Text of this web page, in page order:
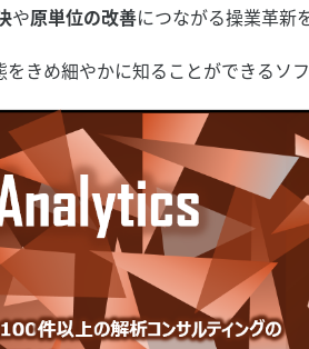
や原単位の改善につながる操業革新
きめ細やかに知ることができるソフ